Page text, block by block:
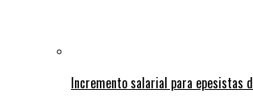
Incremento salarial para epesistas